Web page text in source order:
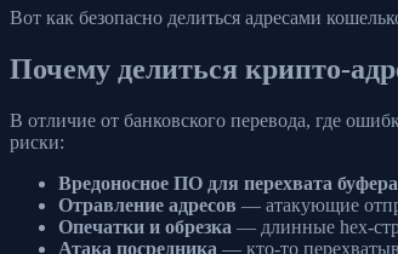
Вот как безопасно делиться адресами
Почему делиться крипто-
В отличие от банковского перевода, где
риски:
Вредоносное ПО для перехвата
Отравление адресов — атакующие
Опечатки и обрезка — длинные hex-
Атака посредника — кто-то